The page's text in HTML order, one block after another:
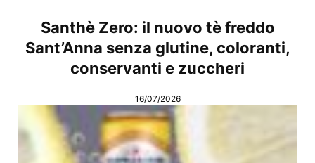
Santhè Zero: il nuovo tè freddo
Sant’Anna senza glutine, coloranti,
conservanti e zuccheri
16/07/2026